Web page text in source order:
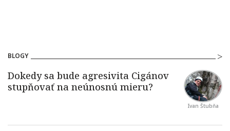
BLOGY
Ivan Štubňa